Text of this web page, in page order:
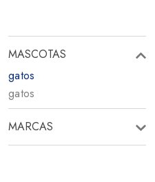
MASCOTAS
gatos
gatos
MARCAS
CAT CHOW